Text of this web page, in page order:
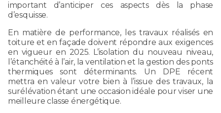
important d’anticiper ces aspects dès la phase
d’esquisse.
En matière de performance, les travaux réalisés en
toiture et en façade doivent répondre aux exigences
en vigueur en 2025. L’isolation du nouveau niveau,
l’étanchéité à l’air, la ventilation et la gestion des ponts
thermiques sont déterminants. Un DPE récent
mettra en valeur votre bien à l’issue des travaux, la
surélévation étant une occasion idéale pour viser une
meilleure classe énergétique.